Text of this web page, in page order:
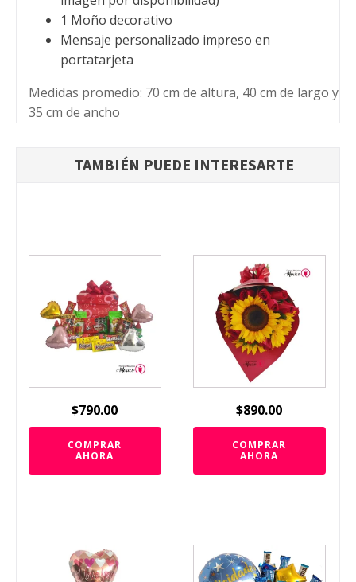
1 Moño decorativo
Mensaje personalizado impreso en
portatarjeta
Medidas promedio: 70 cm de altura, 40 cm de largo y
35 cm de ancho
TAMBIÉN PUEDE INTERESARTE
$790.00
COMPRAR
AHORA
$890.00
COMPRAR
AHORA